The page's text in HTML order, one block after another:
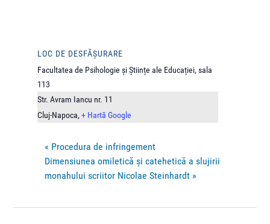
LOC DE DESFĂȘURARE
Facultatea de Psihologie și Științe ale Educației, sala
113
Str. Avram Iancu nr. 11
Cluj-Napoca, + Hartă Google
« Procedura de infringement
Dimensiunea omiletică şi catehetică a slujirii
monahului scriitor Nicolae Steinhardt »